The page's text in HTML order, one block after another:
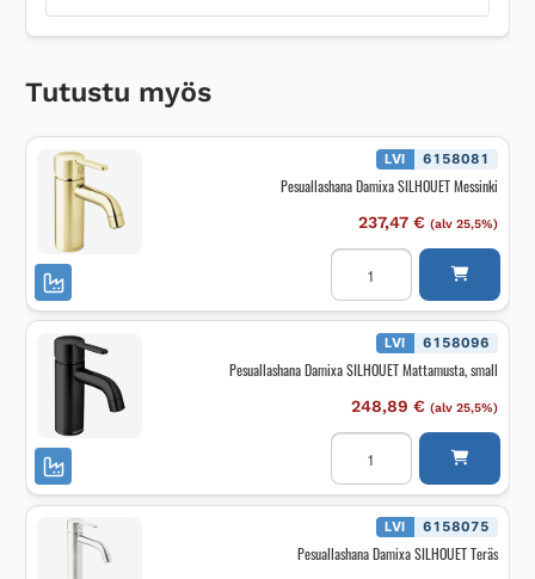
Tutustu myös
LVI 6158081
Pesuallashana Damixa SILHOUET Messinki
237,47 € (alv 25,5%)
Pesuallashana
Damixa
SILHOUET
Messinki
määrä
LVI 6158096
Pesuallashana Damixa SILHOUET Mattamusta, small
248,89 € (alv 25,5%)
Pesuallashana
Damixa
SILHOUET
Mattamusta,
small
määrä LVI 6158075
Pesuallashana Damixa SILHOUET Teräs